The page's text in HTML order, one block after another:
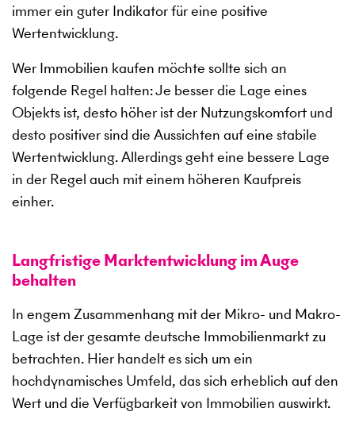
immer ein guter Indikator für eine positive
Wertentwicklung.
Wer Immobilien kaufen möchte sollte sich an
folgende Regel halten: Je besser die Lage eines
Objekts ist, desto höher ist der Nutzungskomfort und
desto positiver sind die Aussichten auf eine stabile
Wertentwicklung. Allerdings geht eine bessere Lage
in der Regel auch mit einem höheren Kaufpreis
einher.
Langfristige Marktentwicklung im Auge
behalten
In engem Zusammenhang mit der Mikro- und Makro-
Lage ist der gesamte deutsche Immobilienmarkt zu
betrachten. Hier handelt es sich um ein
hochdynamisches Umfeld, das sich erheblich auf den
Wert und die Verfügbarkeit von Immobilien auswirkt.